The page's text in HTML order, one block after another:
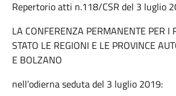
Repertorio atti n.118/CSR del 3 luglio
LA CONFERENZA PERMANENTE PER I
STATO LE REGIONI E LE PROVINCE
E BOLZANO
nell’odierna seduta del 3 luglio 2019: